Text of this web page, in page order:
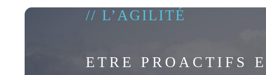
// L’AGILITÉ
ETRE PROACTIFS